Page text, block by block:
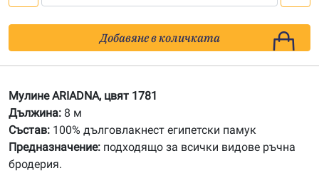
Мулине
АRIADNA
Добавяне в количката
Мулине ARIADNA, цвят 1781
Дължина: 8 м
Състав: 100% дълговлакнест египетски памук
Предназначение: подходящо за всички видове ръчна
бродерия.